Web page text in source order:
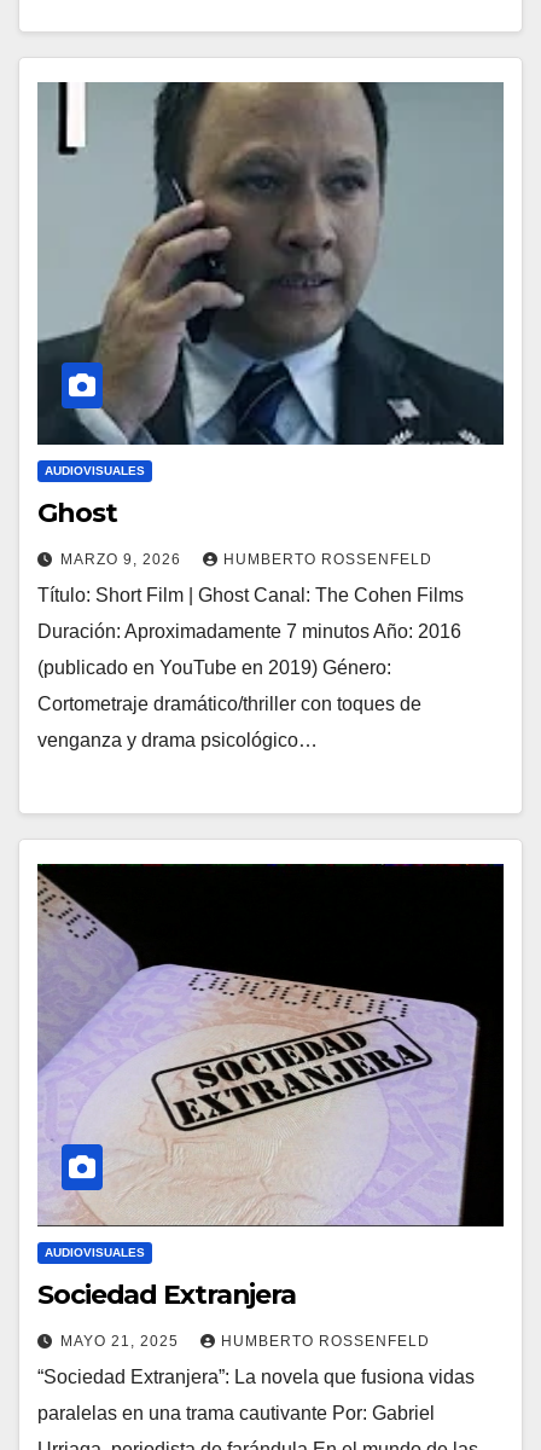
AUDIOVISUALES
Ghost
MARZO 9, 2026 HUMBERTO ROSSENFELD
Título: Short Film | Ghost Canal: The Cohen Films
Duración: Aproximadamente 7 minutos Año: 2016
(publicado en YouTube en 2019) Género:
Cortometraje dramático/thriller con toques de
venganza y drama psicológico…
AUDIOVISUALES
Sociedad Extranjera
MAYO 21, 2025 HUMBERTO ROSSENFELD
“Sociedad Extranjera”: La novela que fusiona vidas
paralelas en una trama cautivante Por: Gabriel